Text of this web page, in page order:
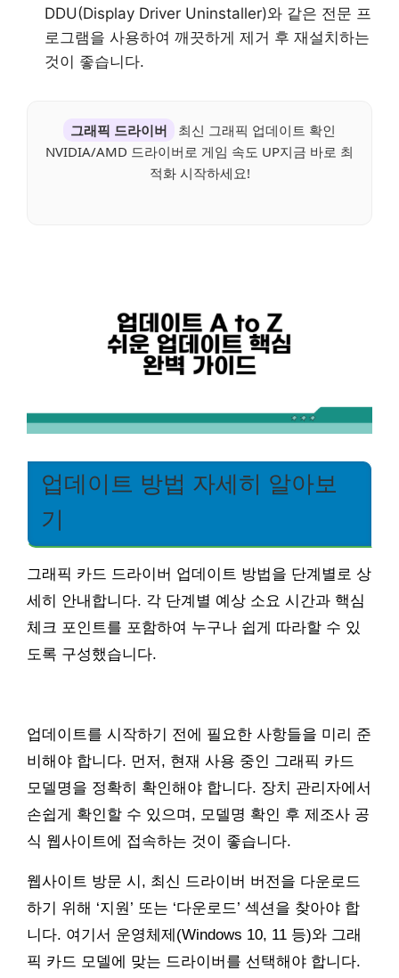
DDU(Display Driver Uninstaller)와 같은 전문 프
로그램을 사용하여 깨끗하게 제거 후 재설치하는
것이 좋습니다.
그래픽 드라이버
최신 그래픽 업데이트 확인
NVIDIA/AMD 드라이버로 게임 속도 UP지금 바로 최
적화 시작하세요!
업데이트 방법 자세히 알아보
기
그래픽 카드 드라이버 업데이트 방법을 단계별로 상
세히 안내합니다. 각 단계별 예상 소요 시간과 핵심
체크 포인트를 포함하여 누구나 쉽게 따라할 수 있
도록 구성했습니다.
업데이트를 시작하기 전에 필요한 사항들을 미리 준
비해야 합니다. 먼저, 현재 사용 중인 그래픽 카드
모델명을 정확히 확인해야 합니다. 장치 관리자에서
손쉽게 확인할 수 있으며, 모델명 확인 후 제조사 공
식 웹사이트에 접속하는 것이 좋습니다.
웹사이트 방문 시, 최신 드라이버 버전을 다운로드
하기 위해 ‘지원’ 또는 ‘다운로드’ 섹션을 찾아야 합
니다. 여기서 운영체제(Windows 10, 11 등)와 그래
픽 카드 모델에 맞는 드라이버를 선택해야 합니다.